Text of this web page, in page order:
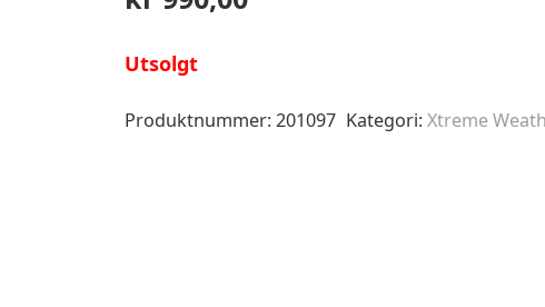
Utsolgt
Produktnummer: 201097 Kategori: Xtreme